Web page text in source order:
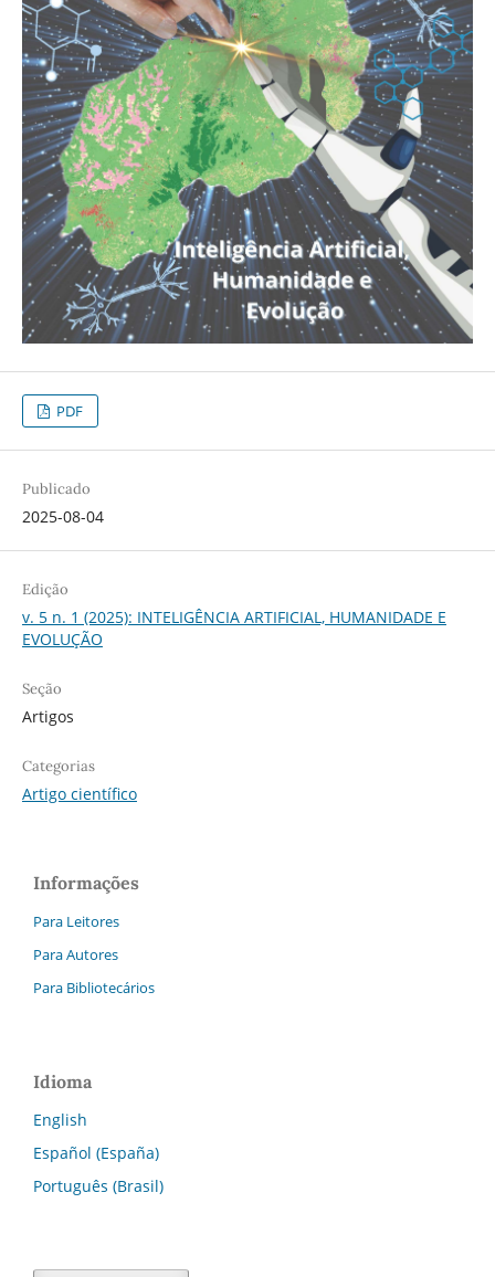
PDF
Publicado
2025-08-04
Edição
v. 5 n. 1 (2025): INTELIGÊNCIA ARTIFICIAL, HUMANIDADE E
EVOLUÇÃO
Seção
Artigos
Categorias
Artigo científico
Informações
Para Leitores
Para Autores
Para Bibliotecários
Idioma
English
Español (España)
Português (Brasil)